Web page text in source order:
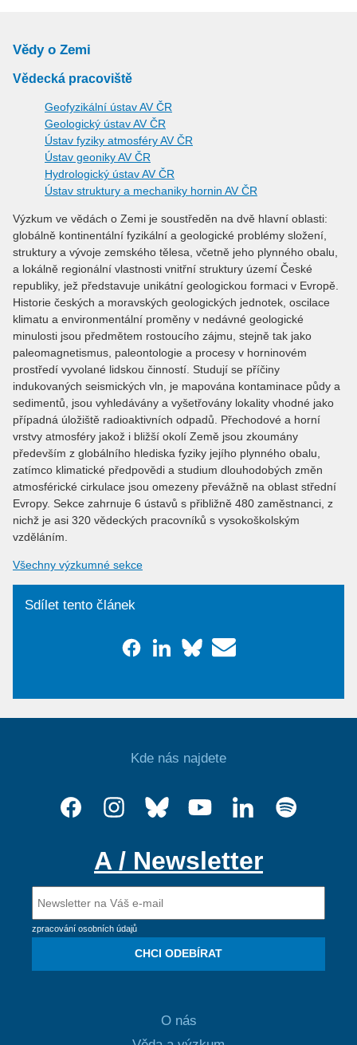
Vědy o Zemi
Vědecká pracoviště
Geofyzikální ústav AV ČR
Geologický ústav AV ČR
Ústav fyziky atmosféry AV ČR
Ústav geoniky AV ČR
Hydrologický ústav AV ČR
Ústav struktury a mechaniky hornin AV ČR
Výzkum ve vědách o Zemi je soustředěn na dvě hlavní oblasti:
globálně kontinentální fyzikální a geologické problémy složení,
struktury a vývoje zemského tělesa, včetně jeho plynného obalu,
a lokálně regionální vlastnosti vnitřní struktury území České
republiky, jež představuje unikátní geologickou formaci v Evropě.
Historie českých a moravských geologických jednotek, oscilace
klimatu a environmentální proměny v nedávné geologické
minulosti jsou předmětem rostoucího zájmu, stejně tak jako
paleomagnetismus, paleontologie a procesy v horninovém
prostředí vyvolané lidskou činností. Studují se příčiny
indukovaných seismických vln, je mapována kontaminace půdy a
sedimentů, jsou vyhledávány a vyšetřovány lokality vhodné jako
případná úložiště radioaktivních odpadů. Přechodové a horní
vrstvy atmosféry jakož i bližší okolí Země jsou zkoumány
především z globálního hlediska fyziky jejího plynného obalu,
zatímco klimatické předpovědi a studium dlouhodobých změn
atmosférické cirkulace jsou omezeny převážně na oblast střední
Evropy. Sekce zahrnuje 6 ústavů s přibližně 480 zaměstnanci, z
nichž je asi 320 vědeckých pracovníků s vysokoškolským
vzděláním.
Všechny výzkumné sekce
Sdílet tento článek
Kde nás najdete
A / Newsletter
zpracování osobních údajů
CHCI ODEBÍRAT
O nás